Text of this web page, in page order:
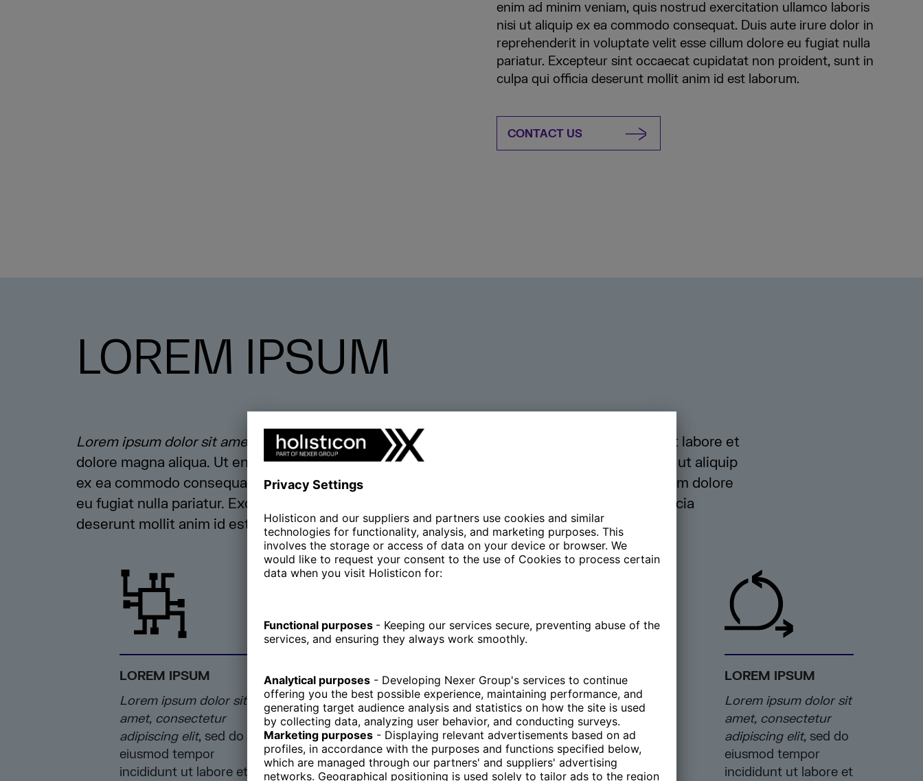
enim ad minim veniam, quis nostrud exercitation ullamco laboris
nisi ut aliquip ex ea commodo consequat. Duis aute irure dolor in
reprehenderit in voluptate velit esse cillum dolore eu fugiat nulla
pariatur. Excepteur sint occaecat cupidatat non proident, sunt in
culpa qui officia deserunt mollit anim id est laborum.
CONTACT US
LOREM IPSUM
Lorem ipsum dolor sit amet, consectetur adipiscing elit
, sed do eiusmod tempor incididunt ut labore et
dolore magna aliqua. Ut enim ad minim veniam, quis nostrud exercitation ullamco laboris nisi ut aliquip
ex ea commodo consequat. Duis aute irure dolor in reprehenderit in voluptate velit esse cillum dolore
eu fugiat nulla pariatur. Excepteur sint occaecat cupidatat non proident, sunt in culpa qui officia
deserunt mollit anim id est laborum.
LOREM IPSUM
Lorem ipsum dolor sit
amet, consectetur
adipiscing elit, sed do
eiusmod tempor
incididunt ut labore et
LOREM IPSUM
Lorem ipsum dolor sit
amet, consectetur
adipiscing elit, sed do
eiusmod tempor
incididunt ut labore et
LOREM IPSUM
Lorem ipsum dolor sit
amet, consectetur
adipiscing elit, sed do
eiusmod tempor
incididunt ut labore et
LOREM IPSUM
Lorem ipsum dolor sit
amet, consectetur
adipiscing elit, sed do
eiusmod tempor
incididunt ut labore et